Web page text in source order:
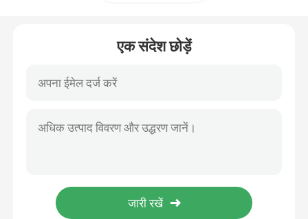
विटामिन सी अनुपूरक
मल्टीविटामिन की खुराक
हर्बल फूड सप्लीमेंट
एक संदेश छोड़ें